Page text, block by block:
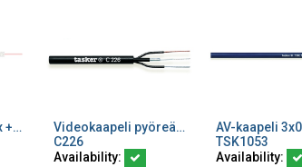
Videokaapeli Coax +2x0,75 sinin RG59 LSZH/Eca kamera BNC39C
Add to Cart
Videokaapeli pyöreä ø6,6mm² 1x75ohm+2x0,50
C226
Availability:
Add to
AV-kaapeli
TSK1053
Availability: